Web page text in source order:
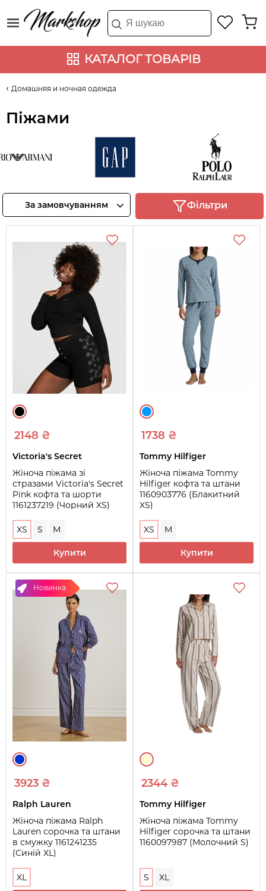
КАТАЛОГ ТОВАРІВ
Домашняя и ночная одежда
Піжами
Переглянте
Переглянте
товари
За замовчуванням Фільтри
2148 ₴
Victoria's Secret
Жіноча піжама зі
стразами Victoria's Secret
Pink кофта та шорти
1161237219 (Чорний XS)
XS S M
Купити
1738 ₴
Tommy Hilfiger
Жіноча піжама Tommy
Hilfiger кофта та штани
1160903776 (Блакитний
XS)
XS M
Купити
Новинка
3923 ₴
Ralph Lauren
Жіноча піжама Ralph
Lauren сорочка та штани
в смужку 1161241235
(Синій XL)
XL
2344 ₴
Tommy Hilfiger
Жіноча піжама Tommy
Hilfiger сорочка та штани
1160097987 (Молочний S)
S XL